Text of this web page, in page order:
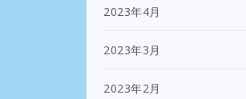
2023年4月
2023年3月
2023年2月